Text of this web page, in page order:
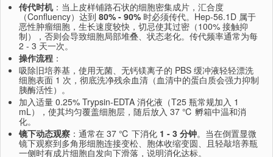
传代时机：当上皮样铺路石状的细胞密集成片，汇合度
（Confluency）达到 80% - 90% 时必须传代。Hep-56.1D 属于
恶性肿瘤细胞，生长速度较快，切忌使其过密（100% 接触抑
制），否则会导致细胞局部堆叠、状态老化。传代频率通常为每
2 - 3 天一次。
操作流程 ：
吸除旧培养基，使用无菌、无钙镁离子的 PBS 缓冲液轻轻漂洗
细胞表面 1 次，彻底洗净残余血清（血清中的蛋白质会强力抑制
胰酶活性）。
加入适量 0.25% Trypsin-EDTA 消化液（T25 瓶常规加入 1
mL），使其均匀覆盖细胞层，随后放入 37 ℃ 孵箱中温和消
化。
镜下动态观察 ：通常在 37 ℃ 下消化 1 - 3 分钟。当在倒置显微
镜下观察到多角形细胞连接变松、胞体收缩变圆、且轻敲培养瓶
一侧时有成片细胞自发向下滑落，说明消化达标。